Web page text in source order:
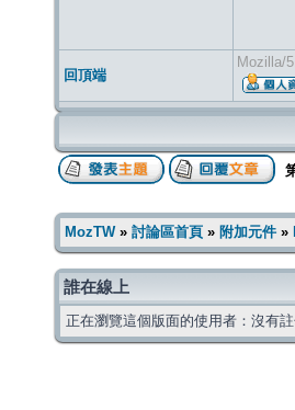
回頂端
Mozilla/
MozTW» 討論區首頁 » 附加元件 »
誰在線上
正在瀏覽這個版面的使用者：沒有